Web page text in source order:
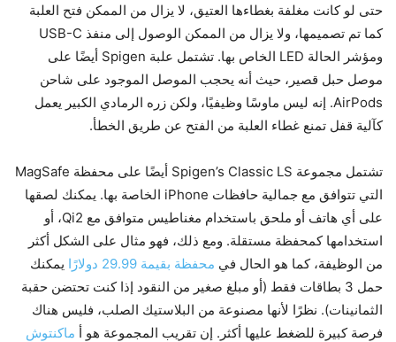
حتى لو كانت مغلفة بغطاءها العتيق، لا يزال من الممكن فتح العلبة
كما تم تصميمها، ولا يزال من الممكن الوصول إلى منفذ USB-C
ومؤشر الحالة LED الخاص بها. تشتمل علبة Spigen أيضًا على
موصل حبل قصير، حيث أنه يحجب الموصل الموجود على شاحن
AirPods. إنه ليس ماوسًا وظيفيًا، ولكن زره الرمادي الكبير يعمل
كآلية قفل تمنع غطاء العلبة من الفتح عن طريق الخطأ.
تشتمل مجموعة Spigen’s Classic LS أيضًا على محفظة MagSafe
التي تتوافق مع جمالية حافظات iPhone الخاصة بها. يمكنك لصقها
على أي هاتف أو ملحق باستخدام مغناطيس متوافق مع Qi2، أو
استخدامها كمحفظة مستقلة. ومع ذلك، فهو مثال على الشكل أكثر
من الوظيفة، كما هو الحال في محفظة بقيمة 29.99 دولارًا
يمكنك
حمل 3 بطاقات فقط (أو مبلغ صغير من النقود إذا كنت تحتضن حقبة
الثمانينات). نظرًا لأنها مصنوعة من البلاستيك الصلب، فليس هناك
فرصة كبيرة للضغط عليها أكثر. إن تقريب المجموعة هو أ ماكنتوش